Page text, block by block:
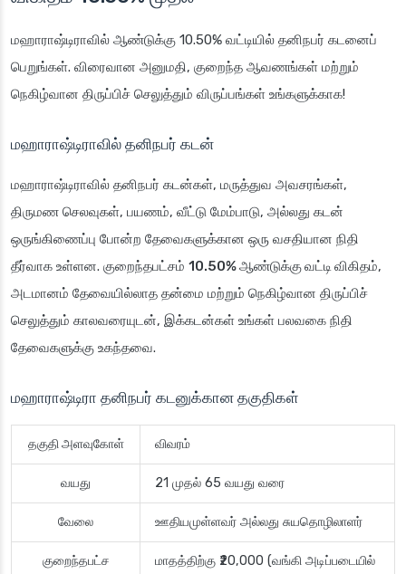
மஹாராஷ்டிராவில் ஆண்டுக்கு 10.50% வட்டியில் தனிநபர் கடனைப்
பெறுங்கள். விரைவான அனுமதி, குறைந்த ஆவணங்கள் மற்றும்
நெகிழ்வான திருப்பிச் செலுத்தும் விருப்பங்கள் உங்களுக்காக!
மஹாராஷ்டிராவில் தனிநபர் கடன்
மஹாராஷ்டிராவில் தனிநபர் கடன்கள், மருத்துவ அவசரங்கள்,
திருமண செலவுகள், பயணம், வீட்டு மேம்பாடு, அல்லது கடன்
ஒருங்கிணைப்பு போன்ற தேவைகளுக்கான ஒரு வசதியான நிதி
தீர்வாக உள்ளன. குறைந்தபட்சம் 10.50% ஆண்டுக்கு வட்டி விகிதம்,
அடமானம் தேவையில்லாத தன்மை மற்றும் நெகிழ்வான திருப்பிச்
செலுத்தும் காலவரையுடன், இக்கடன்கள் உங்கள் பலவகை நிதி
தேவைகளுக்கு உகந்தவை.
மஹாராஷ்டிரா தனிநபர் கடனுக்கான தகுதிகள்
தகுதி அளவுகோள் விவரம்
வயது 21 முதல் 65 வயது வரை
வேலை ஊதியமுள்ளவர் அல்லது சுயதொழிலாளர்
குறைந்தபட்ச
மாதத்திற்கு ₹20,000 (வங்கி அடிப்படையில்